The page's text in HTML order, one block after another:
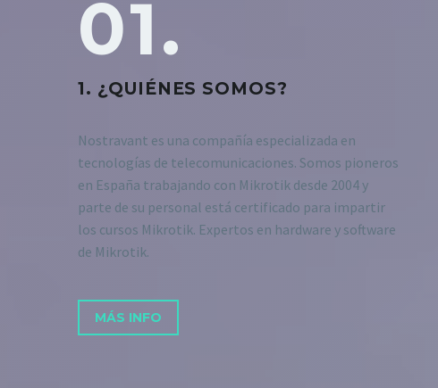
01.
1. ¿QUIÉNES SOMOS?
Nostravant es una compañía especializada en
tecnologías de telecomunicaciones. Somos pioneros
en España trabajando con Mikrotik desde 2004 y
parte de su personal está certificado para impartir
los cursos Mikrotik. Expertos en hardware y software
de Mikrotik.
MÁS INFO